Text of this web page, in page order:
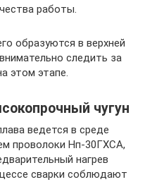
работы.
образуются в верхней
следить за
этом этапе.
чугун
ведется в среде
проволоки Нп-30ГХСА,
нагрев
сварки соблюдают